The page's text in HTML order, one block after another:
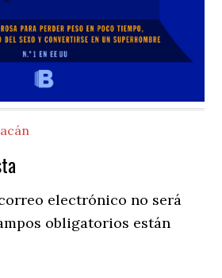
electrónico no será
obligatorios están